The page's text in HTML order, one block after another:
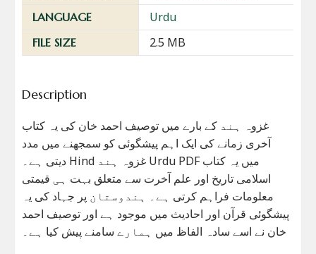
LANGUAGE Urdu
FILE SIZE 2.5 MB
Description
غزوہ ہند کے بارے میں توصیف احمد خان کی یہ کتاب
آخری زمانے کی ایک اہم پیشگوئی کو سمجھنے میں مدد
دیتی ہے۔ Hind غزوہ ہند Urdu PDF میں یہ کتاب
اسلامی تاریخ اور علم آخرت سے متعلق بہت ہی قیمتی
معلومات فراہم کرتی ہے۔ ہندوستان پر جہاد کی یہ
پیشگوئی قرآن اور احادیث میں موجود ہے اور توصیف احمد
خان نے اسے سادہ الفاظ میں ہمارے سامنے پیش کیا ہے۔